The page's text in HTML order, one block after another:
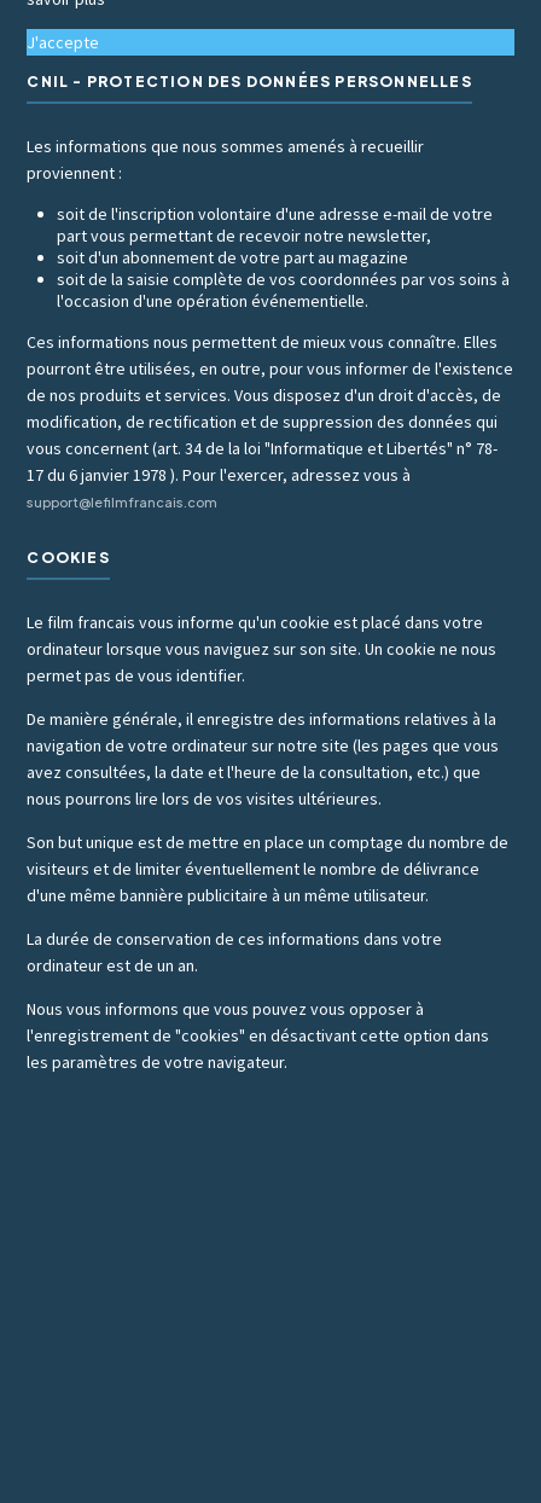
J'accepte
CNIL - PROTECTION DES DONNÉES PERSONNELLES
Les informations que nous sommes amenés à recueillir
proviennent :
soit de l'inscription volontaire d'une adresse e-mail de votre
part vous permettant de recevoir notre newsletter,
soit d'un abonnement de votre part au magazine
soit de la saisie complète de vos coordonnées par vos soins à
l'occasion d'une opération événementielle.
Ces informations nous permettent de mieux vous connaître. Elles
pourront être utilisées, en outre, pour vous informer de l'existence
de nos produits et services. Vous disposez d'un droit d'accès, de
modification, de rectification et de suppression des données qui
vous concernent (art. 34 de la loi "Informatique et Libertés" n° 78-
17 du 6 janvier 1978 ). Pour l'exercer, adressez vous à
support@lefilmfrancais.com
COOKIES
Le film francais vous informe qu'un cookie est placé dans votre
ordinateur lorsque vous naviguez sur son site. Un cookie ne nous
permet pas de vous identifier.
De manière générale, il enregistre des informations relatives à la
navigation de votre ordinateur sur notre site (les pages que vous
avez consultées, la date et l'heure de la consultation, etc.) que
nous pourrons lire lors de vos visites ultérieures.
Son but unique est de mettre en place un comptage du nombre de
visiteurs et de limiter éventuellement le nombre de délivrance
d'une même bannière publicitaire à un même utilisateur.
La durée de conservation de ces informations dans votre
ordinateur est de un an.
Nous vous informons que vous pouvez vous opposer à
l'enregistrement de "cookies" en désactivant cette option dans
les paramètres de votre navigateur.